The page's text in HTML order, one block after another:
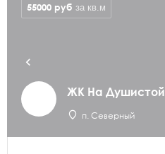
ЖК На Душистой
п. Северный
55000 руб за кв.м